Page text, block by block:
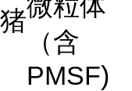
猪
（含
PMSF)